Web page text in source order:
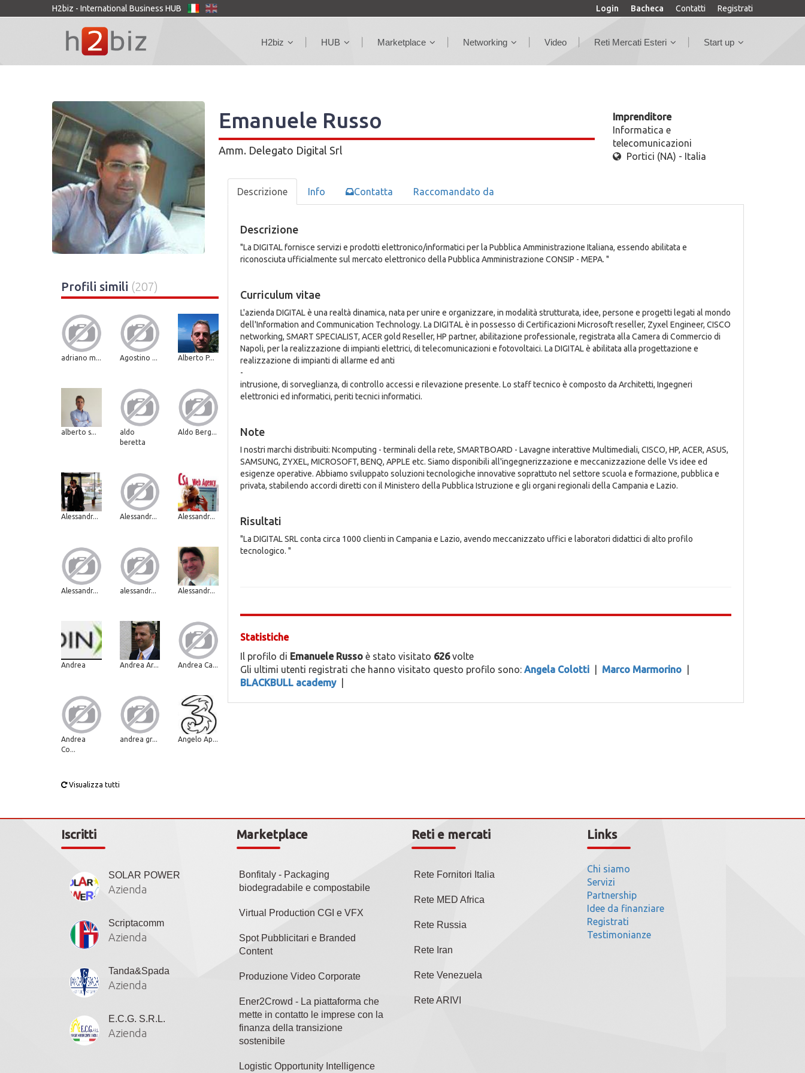
H2biz - International Business HUB Login Bacheca Contatti Registrati
H2biz HUB Marketplace Networking Video Reti Mercati Esteri Start up
Emanuele Russo
Amm. Delegato Digital Srl
Imprenditore
Informatica e
telecomunicazioni
Portici (NA) - Italia
Profili simili (207)
adriano m... Agostino ... Alberto P...
alberto s...
aldo
beretta
Aldo Berg...
Alessandr... Alessandr... Alessandr...
Alessandr... alessandr... Alessandr...
Andrea Andrea Ar... Andrea Ca...
Andrea
Co...
andrea gr... Angelo Ap...
Visualizza tutti
Descrizione Info Contatta Raccomandato da
Descrizione
"La DIGITAL fornisce servizi e prodotti elettronico/informatici per la Pubblica Amministrazione Italiana, essendo abilitata e
riconosciuta ufficialmente sul mercato elettronico della Pubblica Amministrazione CONSIP - MEPA. "
Curriculum vitae
L'azienda DIGITAL è una realtà dinamica, nata per unire e organizzare, in modalità strutturata, idee, persone e progetti legati al mondo
dell'Information and Communication Technology. La DIGITAL è in possesso di Certificazioni Microsoft reseller, Zyxel Engineer, CISCO
networking, SMART SPECIALIST, ACER gold Reseller, HP partner, abilitazione professionale, registrata alla Camera di Commercio di
Napoli, per la realizzazione di impianti elettrici, di telecomunicazioni e fotovoltaici. La DIGITAL è abilitata alla progettazione e
realizzazione di impianti di allarme ed anti
-
intrusione, di sorveglianza, di controllo accessi e rilevazione presente. Lo staff tecnico è composto da Architetti, Ingegneri
elettronici ed informatici, periti tecnici informatici.
Note
I nostri marchi distribuiti: Ncomputing - terminali della rete, SMARTBOARD - Lavagne interattive Multimediali, CISCO, HP, ACER, ASUS,
SAMSUNG, ZYXEL, MICROSOFT, BENQ, APPLE etc. Siamo disponibili all'ingegnerizzazione e meccanizzazione delle Vs idee ed
esigenze operative. Abbiamo sviluppato soluzioni tecnologiche innovative soprattuto nel settore scuola e formazione, pubblica e
privata, stabilendo accordi diretti con il Ministero della Pubblica Istruzione e gli organi regionali della Campania e Lazio.
Risultati
"La DIGITAL SRL conta circa 1000 clienti in Campania e Lazio, avendo meccanizzato uffici e laboratori didattici di alto profilo
tecnologico. "
Statistiche
Il profilo di Emanuele Russoè stato visitato 626volte
Gli ultimi utenti registrati che hanno visitato questo profilo sono: Angela Colotti Marco Marmorino
BLACKBULL academy
Iscritti
SOLAR POWER
Azienda
Scriptacomm
Azienda
Tanda&Spada
Azienda
E.C.G. S.R.L.
Azienda
Marketplace
Bonfitaly - Packaging
biodegradabile e compostabile
Virtual Production CGI e VFX
Spot Pubblicitari e Branded
Content
Produzione Video Corporate
Ener2Crowd - La piattaforma che
mette in contatto le imprese con la
finanza della transizione
sostenibile
Logistic Opportunity Intelligence
Reti e mercati
Rete Fornitori Italia
Rete MED Africa
Rete Russia
Rete Iran
Rete Venezuela
Rete ARIVI
Links
Chi siamo
Servizi
Partnership
Idee da finanziare
Registrati
Testimonianze